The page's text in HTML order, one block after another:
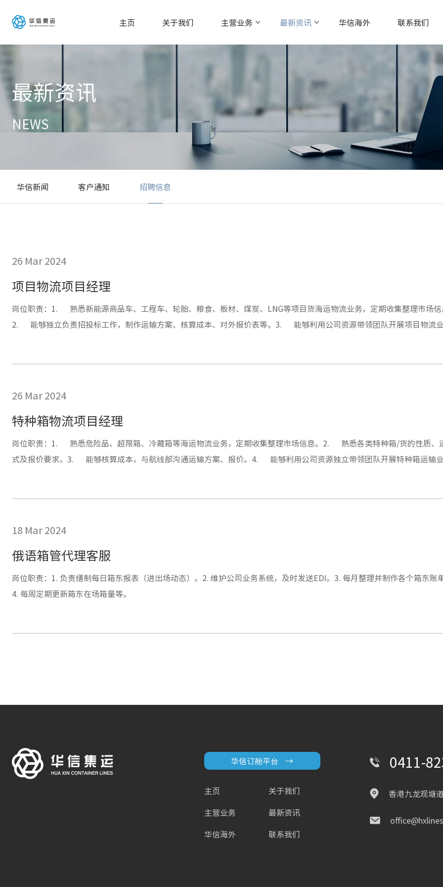
主页 关于我们 主营业务 最新资讯 华信海外 联系我们
最新资讯
NEWS
华信新闻 客户通知 招聘信息
26 Mar 2024
项目物流项目经理
岗位职责：1. 熟悉新能源商品车、工程车、轮胎、粮食、板材、煤炭、LNG等项目货海运物流业务，定期收集整理市场信
2. 能够独立负责招投标工作，制作运输方案、核算成本、对外报价表等。3. 能够利用公司资源带领团队开展项目物流
4. 维护公司现有客户同时自主开发新客户，积极拓展航线销售新渠道、发掘项目物流业务。5. 遵守公司各项管理制度，
26 Mar 2024
特种箱物流项目经理
岗位职责：1. 熟悉危险品、超限箱、冷藏箱等海运物流业务，定期收集整理市场信息。2. 熟悉各类特种箱/货的性质、
式及报价要求。3. 能够核算成本，与航线部沟通运输方案、报价。4. 能够利用公司资源独立带领团队开展特种箱运输
5. 维护公司现有客户同时自主开发新客户，积极拓展航线销售新渠道、发掘特种箱业务。6. 遵守公司各项管理制度，严
18 Mar 2024
俄语箱管代理客服
岗位职责：1. 负责缮制每日箱东报表（进出场动态）。2. 维护公司业务系统，及时发送EDI。3. 每月整理并制作各个箱东账单
4. 每周定期更新箱东在场箱量等。
华信订舱平台 →
主页
关于我们
主营业务
最新资讯
华信海外
联系我们
0411-
香港九龙观塘